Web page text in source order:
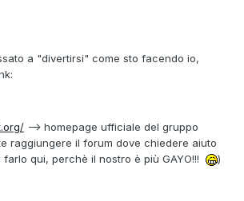
a "divertirsi" come sto facendo io,
--> homepage ufficiale del gruppo
raggiungere il forum dove chiedere aiuto
qui, perchè il nostro è più GAYO!!!
)